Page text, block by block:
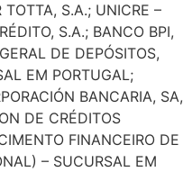
S.A.; UNICRE –
S.A.; BANCO BPI,
DE DEPÓSITOS,
EM PORTUGAL;
BANCARIA, SA,
DE CRÉDITOS
FINANCEIRO DE
– SUCURSAL EM